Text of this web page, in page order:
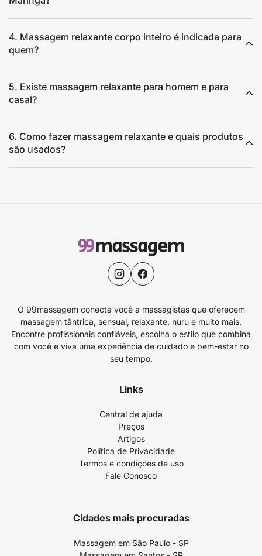
4. Massagem relaxante corpo inteiro é indicada para
quem?
5. Existe massagem relaxante para homem e para
casal?
6. Como fazer massagem relaxante e quais produtos
são usados?
O 99massagem conecta você a massagistas que oferecem
massagem tântrica, sensual, relaxante, nuru e muito mais.
Encontre profissionais confiáveis, escolha o estilo que combina
com você e viva uma experiência de cuidado e bem-estar no
seu tempo.
Links
Central de ajuda
Preços
Artigos
Política de Privacidade
Termos e condições de uso
Fale Conosco
Cidades mais procuradas
Massagem em São Paulo - SP